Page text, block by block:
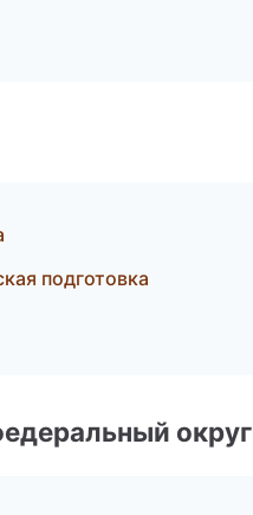
подготовка
округ